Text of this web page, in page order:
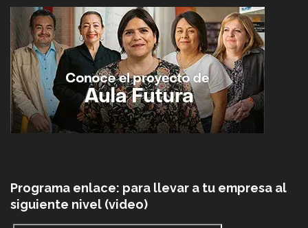
Programa enlace: para llevar a tu empresa al
siguiente nivel (video)